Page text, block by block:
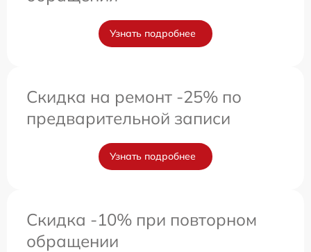
Узнать подробнее
Скидка на ремонт -25% по
предварительной записи
Узнать подробнее
Скидка -10% при повторном
обращении